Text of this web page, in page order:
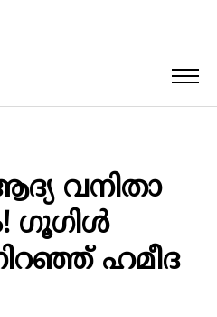
വനിതാ
ഗൂഗിൾ
ഹമീദ